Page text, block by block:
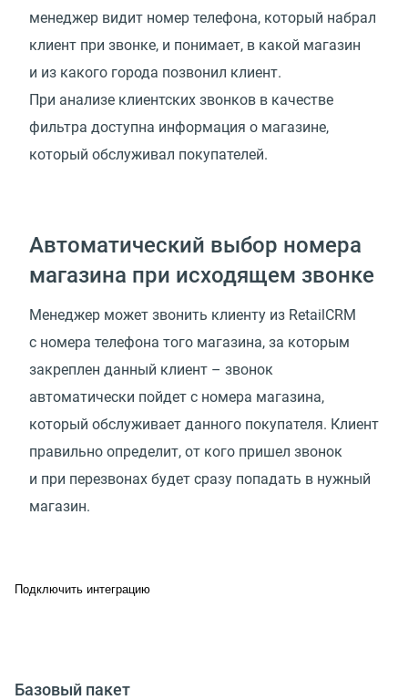
менеджер видит номер телефона, который набрал
клиент при звонке, и понимает, в какой магазин
и из какого города позвонил клиент.
При анализе клиентских звонков в качестве
фильтра доступна информация о магазине,
который обслуживал покупателей.
Автоматический выбор номера
магазина при исходящем звонке
Менеджер может звонить клиенту из RetailCRM
с номера телефона того магазина, за которым
закреплен данный клиент – звонок
автоматически пойдет с номера магазина,
который обслуживает данного покупателя. Клиент
правильно определит, от кого пришел звонок
и при перезвонах будет сразу попадать в нужный
магазин.
Подключить интеграцию
Базовый пакет